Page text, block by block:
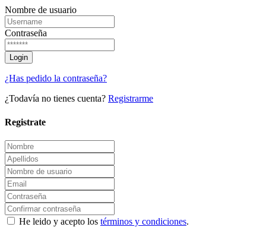
Nombre de usuario
Contraseña
¿Has pedido la contraseña?
¿Todavía no tienes cuenta? Registrarme
Registrate
He leido y acepto los términos y condiciones.